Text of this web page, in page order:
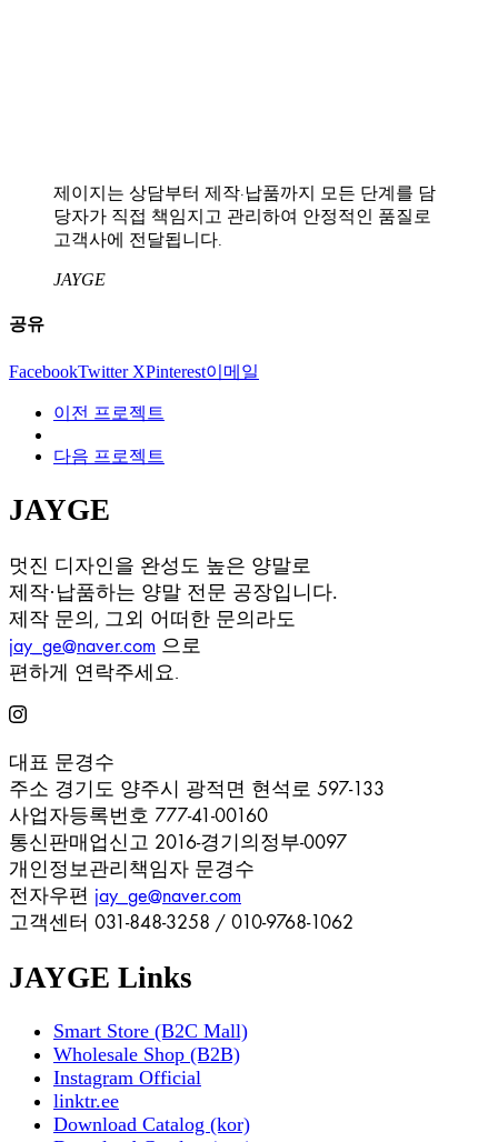
제이지는 상담부터 제작·납품까지 모든 단계를 담
당자가 직접 책임지고 관리하여 안정적인 품질로
고객사에 전달됩니다.
JAYGE
공유
FacebookTwitter XPinterest이메일
이전 프로젝트
다음 프로젝트
JAYGE
멋진 디자인을 완성도 높은 양말로
제작·납품하는 양말 전문 공장입니다.
제작 문의, 그외 어떠한 문의라도
jay_ge@naver.com 으로
편하게 연락주세요.
대표 문경수
주소 경기도 양주시 광적면 현석로 597-133
사업자등록번호 777-41-00160
통신판매업신고 2016-경기의정부-0097
개인정보관리책임자 문경수
전자우편 jay_ge@naver.com
고객센터 031-848-3258 / 010-9768-1062
JAYGE Links
Smart Store (B2C Mall)
Wholesale Shop (B2B)
Instagram Official
linktr.ee
Download Catalog (kor)